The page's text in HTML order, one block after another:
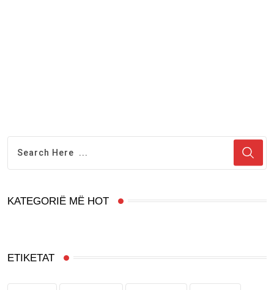
KATEGORIË MË HOT
ETIKETAT